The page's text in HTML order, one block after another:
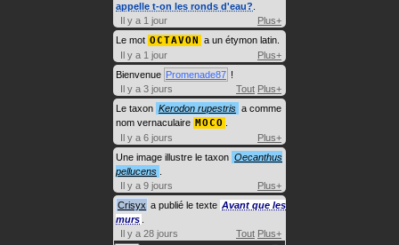
appelle t-on les ronds d'eau?
Il y a 1 jour
Plus+
Le mot OCTAVON a un étymon latin.
Il y a 1 jour
Plus+
Bienvenue Promenade87 !
Il y a 3 jours
Tout Plus+
Le taxon Kerodon rupestris a comme
nom vernaculaire MOCO
Il y a 6 jours
Plus+
Une image illustre le taxon Oecanthus
pellucens
Il y a 9 jours
Plus+
Crisyx a publié le texte Avant que les
murs
Il y a 28 jours
Tout Plus+